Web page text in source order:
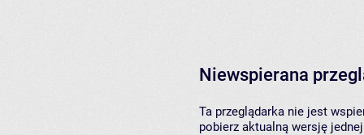
Niewspierana
Ta przeglądarka nie jest
pobierz aktualną wersję